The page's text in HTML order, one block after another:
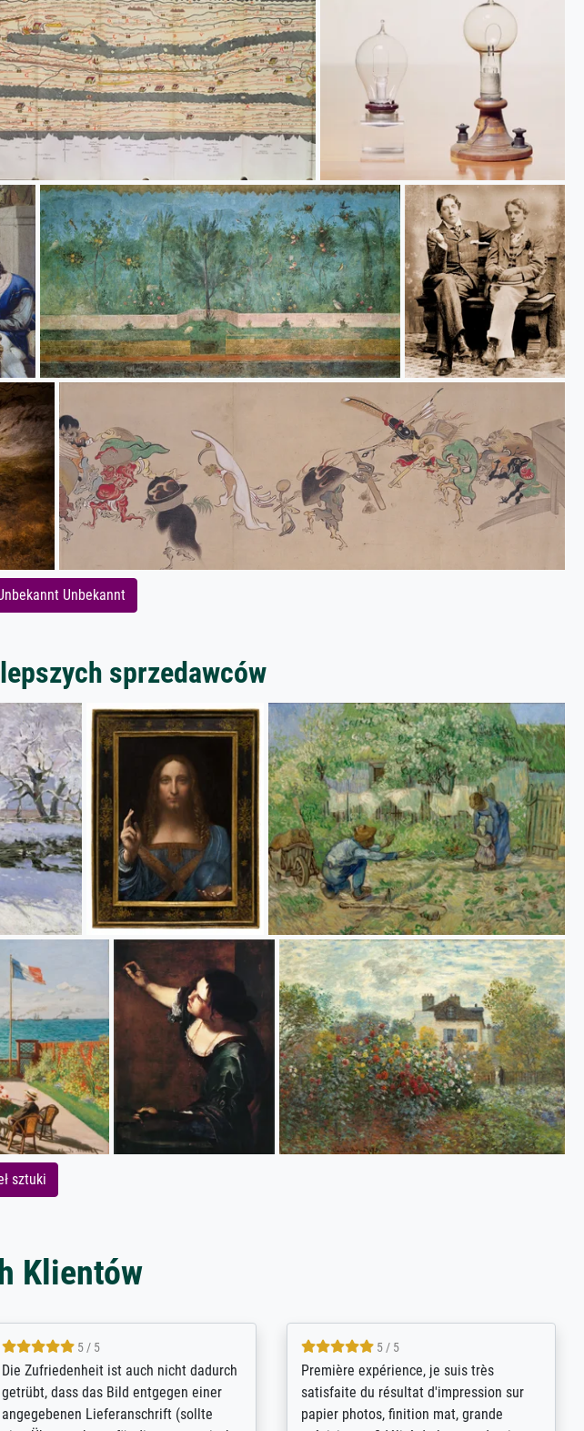
Unbekannt
sprzedawców
sztuki
Klientów
4.8 / 5
Hervorragende Qualität. Man kann sich
vieles anpassen lassen, wie z.B.:
Randentfernung, Farbe, Helligkeit,
4.8 / 5
Qualité absolument irréprochable.
Extraordinaire diversité des thèmes
abordés et personnalisation des